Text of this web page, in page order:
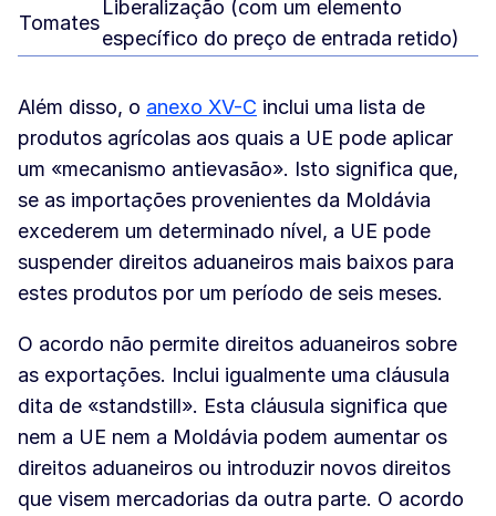
Tomates
Liberalização (com um elemento
específico do preço de entrada retido)
Além disso, o anexo XV-C inclui uma lista de
produtos agrícolas aos quais a UE pode aplicar
um «mecanismo antievasão». Isto significa que,
se as importações provenientes da Moldávia
excederem um determinado nível, a UE pode
suspender direitos aduaneiros mais baixos para
estes produtos por um período de seis meses.
O acordo não permite direitos aduaneiros sobre
as exportações. Inclui igualmente uma cláusula
dita de «standstill». Esta cláusula significa que
nem a UE nem a Moldávia podem aumentar os
direitos aduaneiros ou introduzir novos direitos
que visem mercadorias da outra parte. O acordo